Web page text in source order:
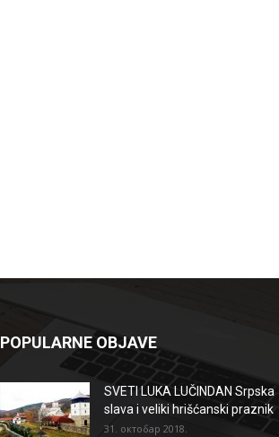
POPULARNE OBJAVE
SVETI LUKA LUČINDAN Srpska
slava i veliki hrišćanski praznik
31. октобар 2018.